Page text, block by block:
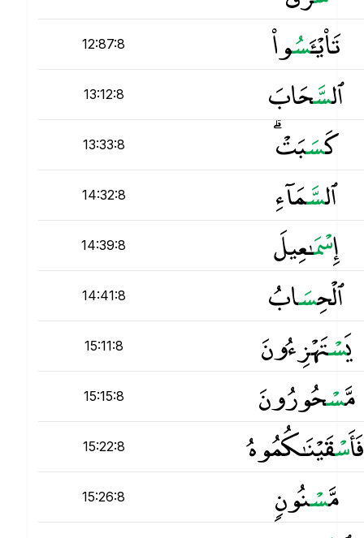
12:87:8 تَا۟يْـَٔسُوا۟
13:12:8 ٱلسَّحَابَ
13:33:8 كَسَبَتْ ۗ
14:32:8 ٱلسَّمَآءِ
14:39:8 إِسْمَـٰعِيلَ
14:41:8 ٱلْحِسَابُ
15:11:8 يَسْتَهْزِءُونَ
15:15:8 مَّسْحُورُونَ
15:22:8 فَأَسْقَيْنَـٰكُمُوهُ
15:26:8 مَّسْنُونٍۢ